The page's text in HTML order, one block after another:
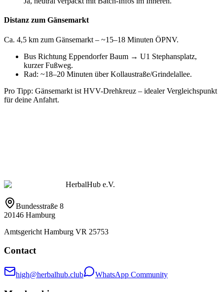
Distanz zum Gänsemarkt
Ca. 4,5 km zum Gänsemarkt – ~15–18 Minuten ÖPNV.
Bus Richtung Eppendorfer Baum → U1 Stephansplatz,
kurzer Fußweg.
Rad: ~18–20 Minuten über Kollaustraße/Grindelallee.
Pro Tipp: Gänsemarkt ist HVV-Drehkreuz – idealer Vergleichspunkt
für deine Anfahrt.
HerbalHub e.V.
Bundesstraße 8
20146 Hamburg
Amtsgericht Hamburg VR 25753
Contact
high@herbalhub.club WhatsApp Community